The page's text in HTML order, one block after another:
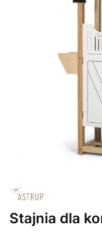
Stajnia dla